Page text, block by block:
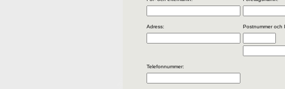
Adress: Postnummer och
Telefonnummer: